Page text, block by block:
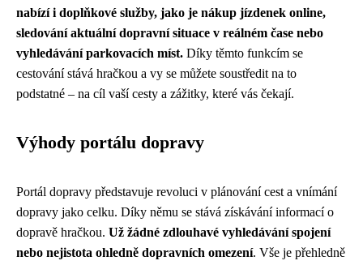
nabízí i doplňkové služby, jako je nákup jízdenek online,
sledování aktuální dopravní situace v reálném čase nebo
vyhledávání parkovacích míst. Díky těmto funkcím se
cestování stává hračkou a vy se můžete soustředit na to
podstatné – na cíl vaší cesty a zážitky, které vás čekají.
Výhody portálu dopravy
Portál dopravy představuje revoluci v plánování cest a vnímání
dopravy jako celku. Díky němu se stává získávání informací o
dopravě hračkou. Už žádné zdlouhavé vyhledávání spojení
nebo nejistota ohledně dopravních omezení. Vše je přehledně